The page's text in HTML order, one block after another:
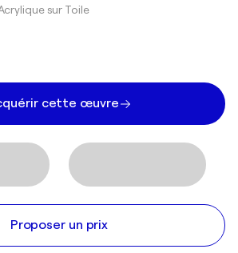
sur Toile
cette œuvre
Proposer un prix